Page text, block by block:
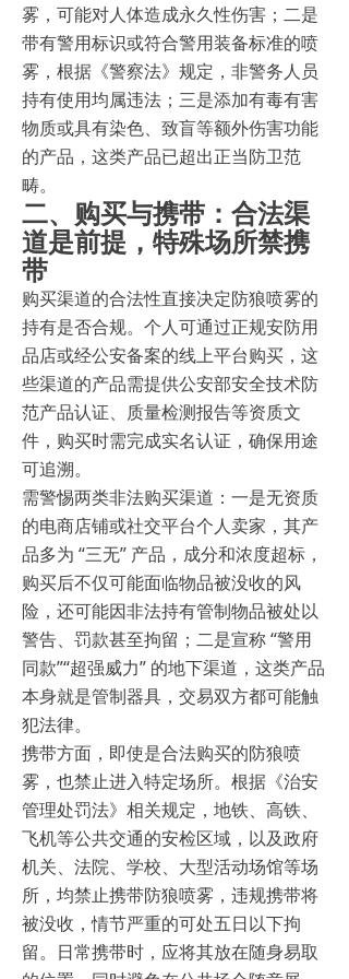
雾，可能对人体造成永久性伤害；二是
带有警用标识或符合警用装备标准的喷
雾，根据《警察法》规定，非警务人员
持有使用均属违法；三是添加有毒有害
物质或具有染色、致盲等额外伤害功能
的产品，这类产品已超出正当防卫范
畴。
二、购买与携带：合法渠
道是前提，特殊场所禁携
带
购买渠道的合法性直接决定防狼喷雾的
持有是否合规。个人可通过正规安防用
品店或经公安备案的线上平台购买，这
些渠道的产品需提供公安部安全技术防
范产品认证、质量检测报告等资质文
件，购买时需完成实名认证，确保用途
可追溯。
需警惕两类非法购买渠道：一是无资质
的电商店铺或社交平台个人卖家，其产
品多为 “三无” 产品，成分和浓度超标，
购买后不仅可能面临物品被没收的风
险，还可能因非法持有管制物品被处以
警告、罚款甚至拘留；二是宣称 “警用
同款”“超强威力” 的地下渠道，这类产品
本身就是管制器具，交易双方都可能触
犯法律。
携带方面，即使是合法购买的防狼喷
雾，也禁止进入特定场所。根据《治安
管理处罚法》相关规定，地铁、高铁、
飞机等公共交通的安检区域，以及政府
机关、法院、学校、大型活动场馆等场
所，均禁止携带防狼喷雾，违规携带将
被没收，情节严重的可处五日以下拘
留。日常携带时，应将其放在随身易取